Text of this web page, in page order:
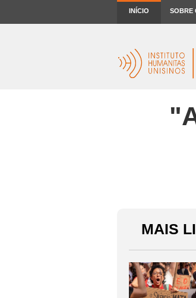
INÍCIO SOBRE
MAIS